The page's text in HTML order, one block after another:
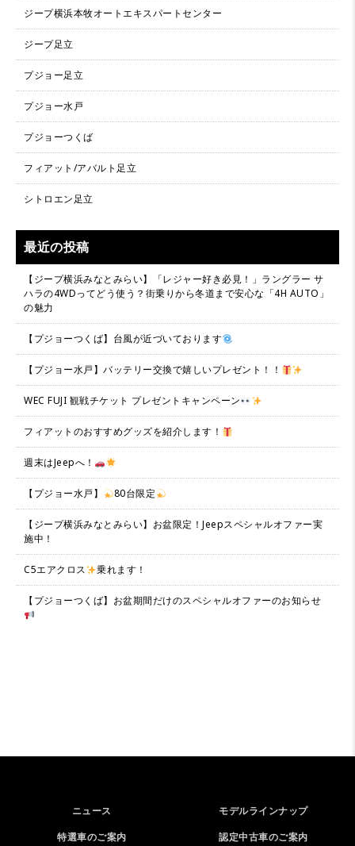
ジープ横浜本牧オートエキスパートセンター
ジープ足立
プジョー足立
プジョー水戸
プジョーつくば
フィアット/アバルト足立
シトロエン足立
最近の投稿
【ジープ横浜みなとみらい】「レジャー好き必見！」ラングラー サ
ハラの4WDってどう使う？街乗りから冬道まで安心な「4H AUTO」
の魅力
【プジョーつくば】台風が近づいております
【プジョー水戸】バッテリー交換で嬉しいプレゼント！！
WEC FUJI 観戦チケット プレゼントキャンペーン
フィアットのおすすめグッズを紹介します！
週末はJeepへ！
【プジョー水戸】 80台限定
【ジープ横浜みなとみらい】お盆限定！Jeepスペシャルオファー実
施中！
C5エアクロス 乗れます！
【プジョーつくば】お盆期間だけのスペシャルオファーのお知らせ
ニュース
モデルラインナップ
特選車のご案内
認定中古車のご案内